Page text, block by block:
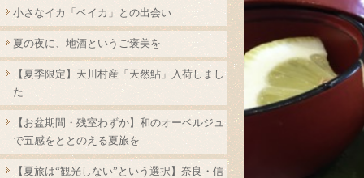
小さなイカ「ベイカ」との出会い
夏の夜に、地酒というご褒美を
【夏季限定】天川村産「天然鮎」入荷しまし
た
【お盆期間・残室わずか】和のオーベルジュ
で五感をととのえる夏旅を
【夏旅は“観光しない”という選択】奈良・信